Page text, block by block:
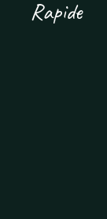
Rapide